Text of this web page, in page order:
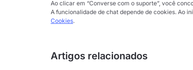
Ao clicar em “Converse com o suporte”, você
A funcionalidade de chat depende de cookies. Ao
Cookies.
Artigos relacionados